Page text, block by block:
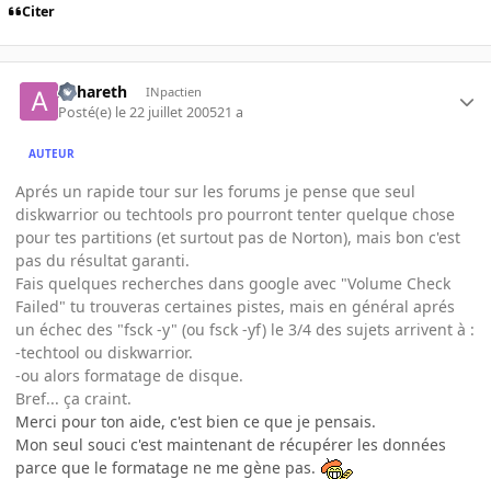
Citer
Ashareth INpactien
Posté(e) le 22 juillet 200521 a
AUTEUR
Aprés un rapide tour sur les forums je pense que seul
diskwarrior ou techtools pro pourront tenter quelque chose
pour tes partitions (et surtout pas de Norton), mais bon c'est
pas du résultat garanti.
Fais quelques recherches dans google avec "Volume Check
Failed" tu trouveras certaines pistes, mais en général aprés
un échec des "fsck -y" (ou fsck -yf) le 3/4 des sujets arrivent à :
-techtool ou diskwarrior.
-ou alors formatage de disque.
Bref... ça craint.
Merci pour ton aide, c'est bien ce que je pensais.
Mon seul souci c'est maintenant de récupérer les données
parce que le formatage ne me gène pas.